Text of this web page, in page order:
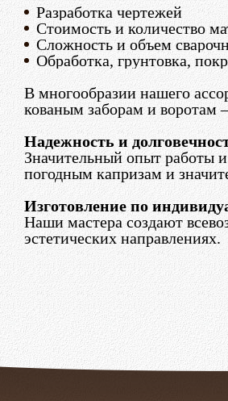
Разработка чертежей
Стоимость и количество
Сложность и объем
Обработка, грунтовка,
В многообразии нашего
кованым заборам и воротам
Надежность и
Значительный опыт работы
погодным капризам и
Изготовление по
Наши мастера создают
эстетических направлениях.